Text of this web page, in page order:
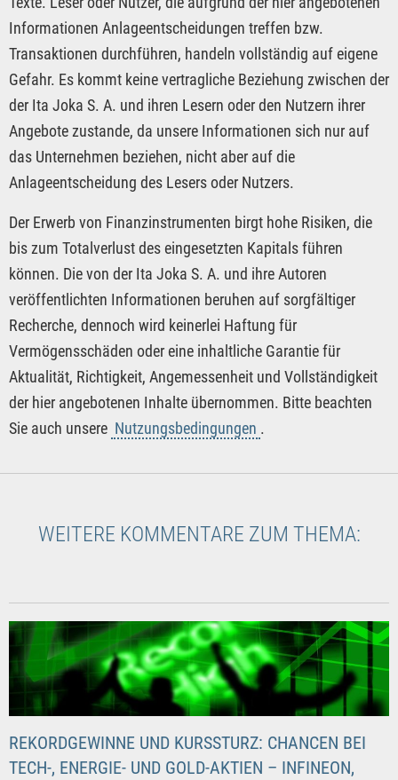
Informationen Anlageentscheidungen treffen bzw.
Transaktionen durchführen, handeln vollständig auf eigene
Gefahr. Es kommt keine vertragliche Beziehung zwischen der
der Ita Joka S. A. und ihren Lesern oder den Nutzern ihrer
Angebote zustande, da unsere Informationen sich nur auf
das Unternehmen beziehen, nicht aber auf die
Anlageentscheidung des Lesers oder Nutzers.
Der Erwerb von Finanzinstrumenten birgt hohe Risiken, die
bis zum Totalverlust des eingesetzten Kapitals führen
können. Die von der Ita Joka S. A. und ihre Autoren
veröffentlichten Informationen beruhen auf sorgfältiger
Recherche, dennoch wird keinerlei Haftung für
Vermögensschäden oder eine inhaltliche Garantie für
Aktualität, Richtigkeit, Angemessenheit und Vollständigkeit
der hier angebotenen Inhalte übernommen. Bitte beachten
Sie auch unsere Nutzungsbedingungen .
WEITERE KOMMENTARE ZUM THEMA:
REKORDGEWINNE UND KURSSTURZ: CHANCEN BEI
TECH-, ENERGIE- UND GOLD-AKTIEN – INFINEON,